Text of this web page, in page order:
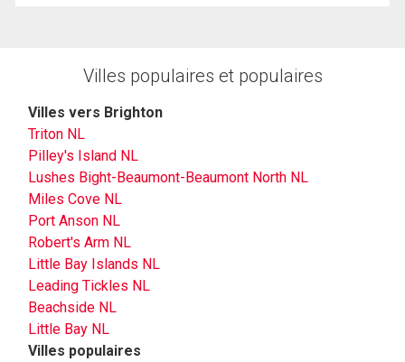
Villes populaires et populaires
Villes vers Brighton
Triton NL
Pilley's Island NL
Lushes Bight-Beaumont-Beaumont North NL
Miles Cove NL
Port Anson NL
Robert's Arm NL
Little Bay Islands NL
Leading Tickles NL
Beachside NL
Little Bay NL
Villes populaires